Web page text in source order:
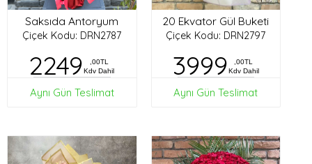
Saksıda Antoryum
Çiçek Kodu: DRN2787
2249
,00TL
Kdv Dahil
Aynı Gün Teslimat
20 Ekvator Gül Buketi
Çiçek Kodu: DRN2797
3999
,00TL
Kdv Dahil
Aynı Gün Teslimat